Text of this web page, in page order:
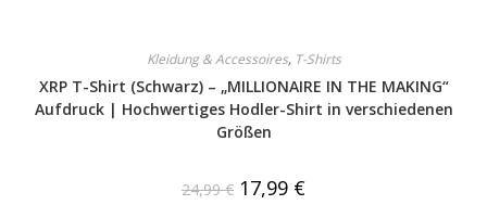
Kleidung & Accessoires, T-Shirts
XRP T-Shirt (Schwarz) – „MILLIONAIRE IN THE MAKING“
Aufdruck | Hochwertiges Hodler-Shirt in verschiedenen
Größen
24,99€ 17,99 €